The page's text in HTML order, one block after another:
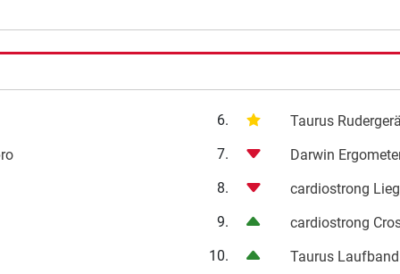
6.
Taurus
7.
Darwin
8.
cardiostrong
9.
cardiostrong
10.
Taurus